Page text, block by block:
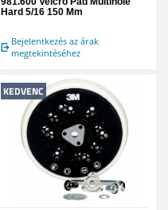
Hard 5/16 150 Mm
Bejelentkezés az árak
megtekintéséhez
KEDVENC